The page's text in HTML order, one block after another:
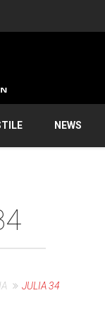
NEWS
JULIA 34